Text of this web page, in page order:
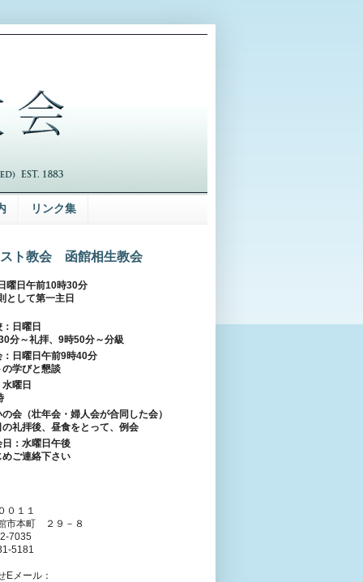
リンク集
スト教会 函館相生教会
曜日午前10時30分
として第一主日
：日曜日
分～礼拝、9時50分～分級
：日曜日午前9時40分
の学びと懇談
曜日
会（壮年会・婦人会が合同した会）
の礼拝後、昼食をとって、例会
日：水曜日午後
めご連絡下さい
０１１
市本町 ２９－８
7035
5181
Eメール：